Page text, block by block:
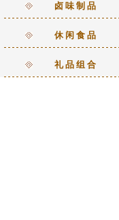
卤味制品
休闲食品
礼品组合